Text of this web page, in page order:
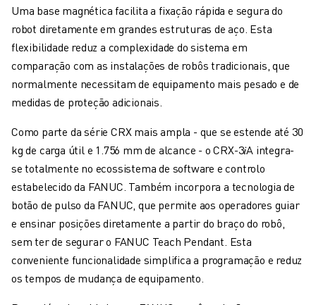
MANUTENÇÃO PREVENTIVA ROBOSHOT
CUSTO TOTAL DE PROPRIEDADE DA ROBOSHOT
MÁQUINAS EDM DE CORTE A FIO
ROBOCUT MÁQUINAS EDM DE CORTE A FIO
HARDWARE ROBOCUT
SOFTWARE ROBOCUT
SUSTENTABILIDADE ROBOCUT
SOLUÇÕES IIOT
SOLUÇÕES PARA FÁBRICAS INTELIGENTES
SOLUÇÕES DE FÁBRICA INTELIGENTES PARA AUMENTAR A
REGISTO DE PRODUTOS » PORTAL FANUC
ESTUDOS DE CASO
SOLUÇÕES
INDÚSTRIAS
TODAS AS INDÚSTRIAS
AEROESPACIAL
Uma base magnética facilita a fixação rápida e segura do
robot diretamente em grandes estruturas de aço. Esta
flexibilidade reduz a complexidade do sistema em
comparação com as instalações de robôs tradicionais, que
normalmente necessitam de equipamento mais pesado e de
medidas de proteção adicionais.
Como parte da série CRX mais ampla - que se estende até 30
kg de carga útil e 1.756 mm de alcance - o CRX-3𝑖A integra-
se totalmente no ecossistema de software e controlo
estabelecido da FANUC. Também incorpora a tecnologia de
botão de pulso da FANUC, que permite aos operadores guiar
e ensinar posições diretamente a partir do braço do robô,
sem ter de segurar o FANUC Teach Pendant. Esta
conveniente funcionalidade simplifica a programação e reduz
os tempos de mudança de equipamento.